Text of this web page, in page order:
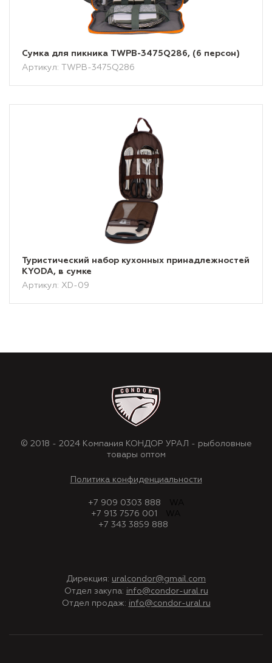
Сумка для пикника TWPB-3475Q286, (6 персон)
Артикул: TWPB-3475Q286
Туристический набор кухонных принадлежностей
KYODA, в сумке
Артикул: XD-09
© 2018 - 2024 Компания КОНДОР УРАЛ - рыболовные
товары оптом
Политика конфиденциальности
+7 909 0303 888
WA
+7 913 7576 001
WA
+7 343 3859 888
Дирекция: uralcondor@gmail.com
Отдел закупа: info@condor-ural.ru
Отдел продаж: info@condor-ural.ru